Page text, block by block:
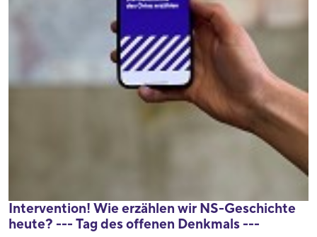
Intervention! Wie erzählen wir NS-Geschichte
heute? --- Tag des offenen Denkmals ---